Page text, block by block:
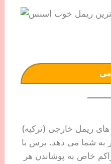
ریمل خارجی (ترکیه)
به شما می دهد. برس با
خاص به پوشاندن هر